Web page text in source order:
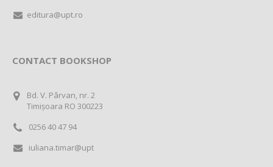
editura@upt.ro
CONTACT BOOKSHOP
Bd. V. Pârvan, nr. 2
Timișoara RO 300223
0256 40 47 94
iuliana.timar@upt